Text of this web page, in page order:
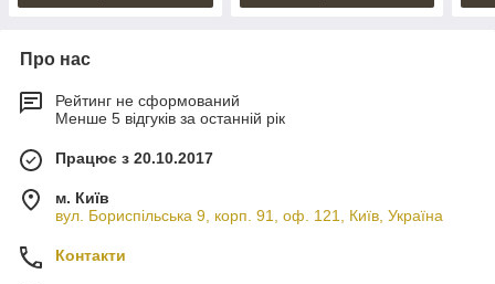
Про нас
Рейтинг не сформований
Менше 5 відгуків за останній рік
Працює з 20.10.2017
м. Київ
вул. Бориспільська 9, корп. 91, оф. 121, Київ, Україна
Контакти